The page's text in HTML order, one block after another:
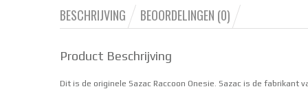
BESCHRIJVING BEOORDELINGEN (0)
Product Beschrijving
Dit is de originele Sazac Raccoon Onesie. Sazac is de fabrikant